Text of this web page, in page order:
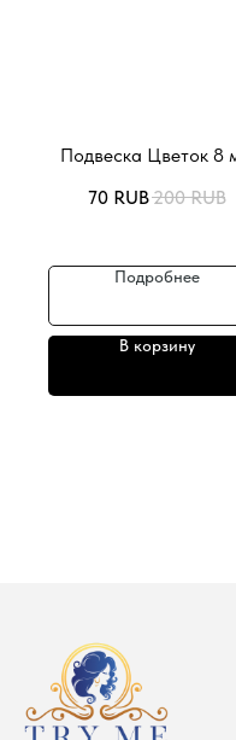
Подвеска Цветок 8
70 RUB200 RUB
Подробнее
В корзину